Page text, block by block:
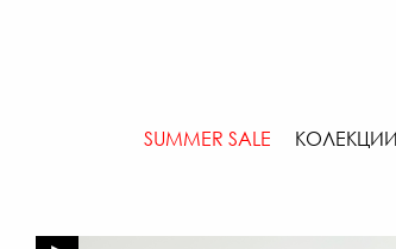
SUMMER SALE КОЛЕКЦИИ